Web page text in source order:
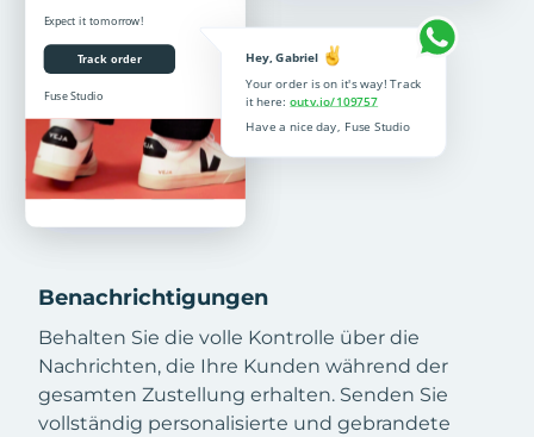
Benachrichtigungen
Behalten Sie die volle Kontrolle über die
Nachrichten, die Ihre Kunden während der
gesamten Zustellung erhalten. Senden Sie
vollständig personalisierte und gebrandete